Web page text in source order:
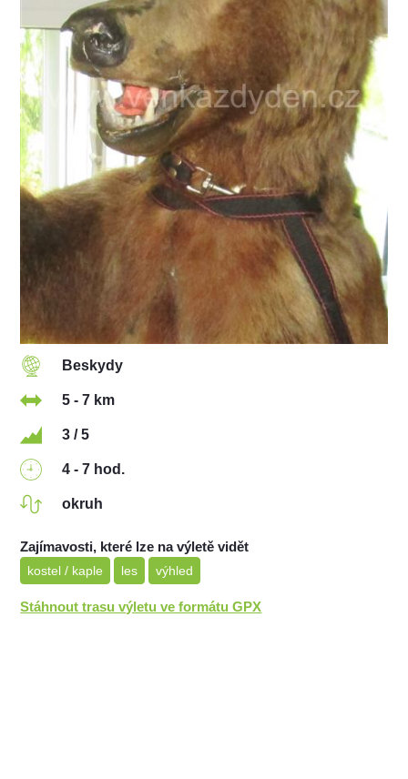
Beskydy
5 - 7 km
3 / 5
4 - 7 hod.
okruh
Zajímavosti, které lze na výletě vidět
kostel / kaple les výhled
Stáhnout trasu výletu ve formátu GPX